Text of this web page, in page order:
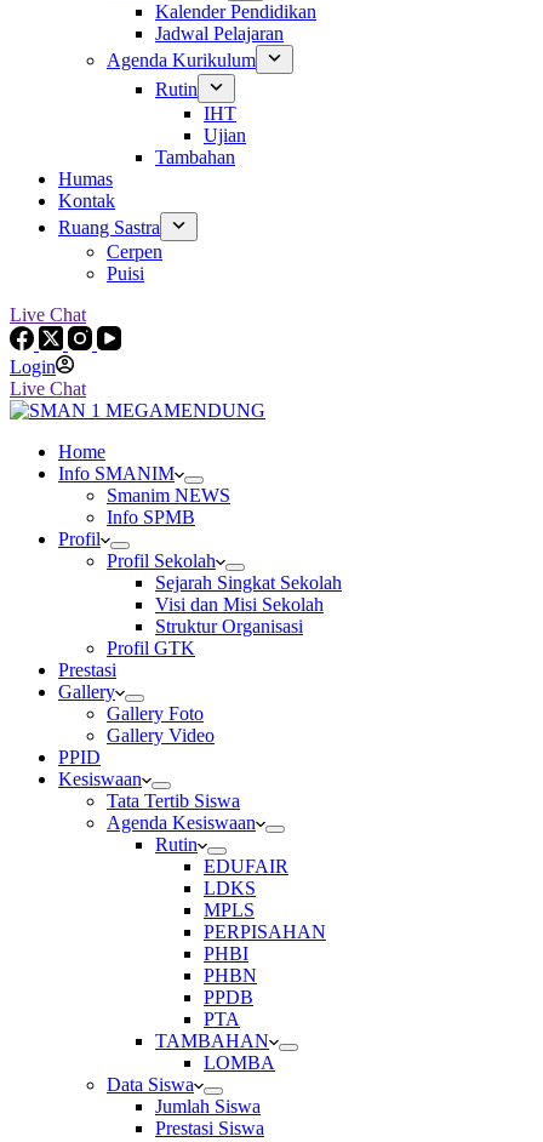
Kalender Pendidikan
Jadwal Pelajaran
Agenda Kurikulum
Rutin
IHT
Ujian
Tambahan
Humas
Kontak
Ruang Sastra
Cerpen
Puisi
Live Chat
Login
Live Chat
Home
Info SMANIM
Smanim NEWS
Info SPMB
Profil
Profil Sekolah
Sejarah Singkat Sekolah
Visi dan Misi Sekolah
Struktur Organisasi
Profil GTK
Prestasi
Gallery
Gallery Foto
Gallery Video
PPID
Kesiswaan
Tata Tertib Siswa
Agenda Kesiswaan
Rutin
EDUFAIR
LDKS
MPLS
PERPISAHAN
PHBI
PHBN
PPDB
PTA
TAMBAHAN
LOMBA
Data Siswa
Jumlah Siswa
Prestasi Siswa